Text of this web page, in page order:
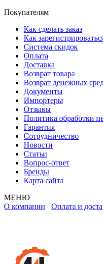
Покупателям
Как сделать заказ
Как
Система скидок
Оплата
Доставка
Возврат товара
Возврат денежных
Документы
Импортеры
Отзывы
Политика обработки
Гарантия
Сотрудничество
Новости
Статьи
Вопрос-ответ
Бренды
Карта сайта
МЕНЮ
О компании Оплата и